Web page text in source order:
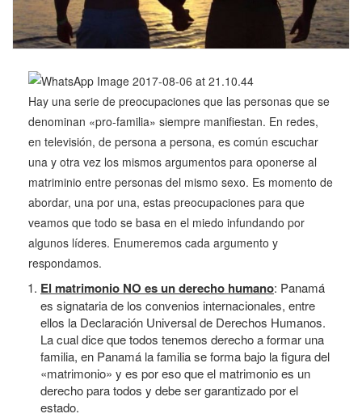
Hay una serie de preocupaciones que las personas que se
denominan «pro-familia» siempre manifiestan. En redes,
en televisión, de persona a persona, es común escuchar
una y otra vez los mismos argumentos para oponerse al
matriminio entre personas del mismo sexo. Es momento de
abordar, una por una, estas preocupaciones para que
veamos que todo se basa en el miedo infundando por
algunos líderes. Enumeremos cada argumento y
respondamos.
El matrimonio NO es un derecho humano: Panamá
es signataria de los convenios internacionales, entre
ellos la Declaración Universal de Derechos Humanos.
La cual dice que todos tenemos derecho a formar una
familia, en Panamá la familia se forma bajo la figura del
«matrimonio» y es por eso que el matrimonio es un
derecho para todos y debe ser garantizado por el
estado.